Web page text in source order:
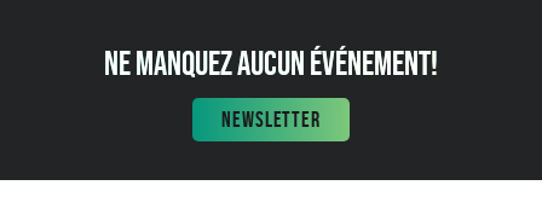
NE MANQUEZ AUCUN ÉVÉNEMENT!
NEWSLETTER